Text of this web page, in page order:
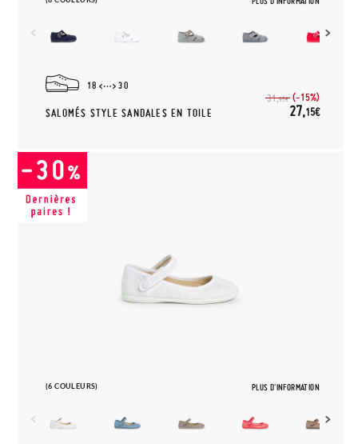
18 30
SALOMÉS STYLE SANDALES EN TOILE
31,95€ (-15%)
27,15€
(6 COULEURS) PLUS D'INFORMATION